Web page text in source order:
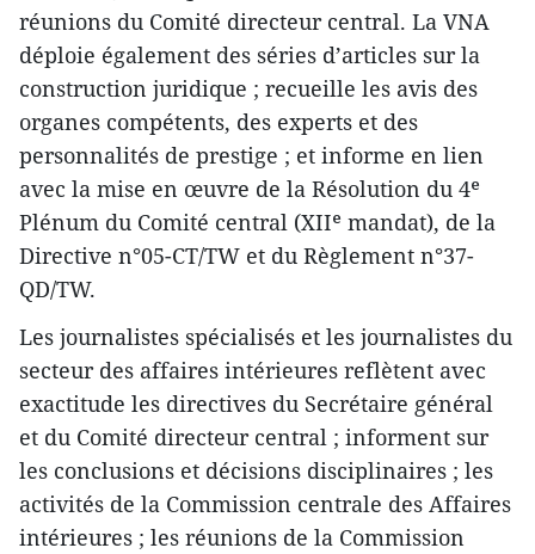
réunions du Comité directeur central. La VNA
déploie également des séries d’articles sur la
construction juridique ; recueille les avis des
organes compétents, des experts et des
personnalités de prestige ; et informe en lien
avec la mise en œuvre de la Résolution du 4ᵉ
Plénum du Comité central (XIIᵉ mandat), de la
Directive n°05-CT/TW et du Règlement n°37-
QD/TW.
Les journalistes spécialisés et les journalistes du
secteur des affaires intérieures reflètent avec
exactitude les directives du Secrétaire général
et du Comité directeur central ; informent sur
les conclusions et décisions disciplinaires ; les
activités de la Commission centrale des Affaires
intérieures ; les réunions de la Commission